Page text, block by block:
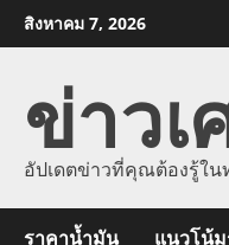
Skip
to
สิงหาคม 7, 2026
ข่าวเ
อัปเดตข่าวที่คุณต้องรู้ใน
ราคาน้ำมัน แนวโน้